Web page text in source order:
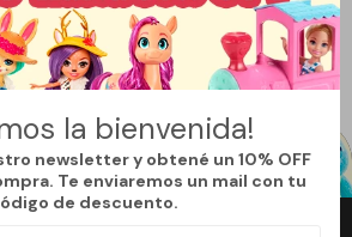
la bienvenida!
newsletter y obtené un 10% OFF
Te enviaremos un mail con tu
de descuento.